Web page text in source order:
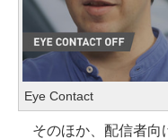
Eye Contact
そのほか、配信者向